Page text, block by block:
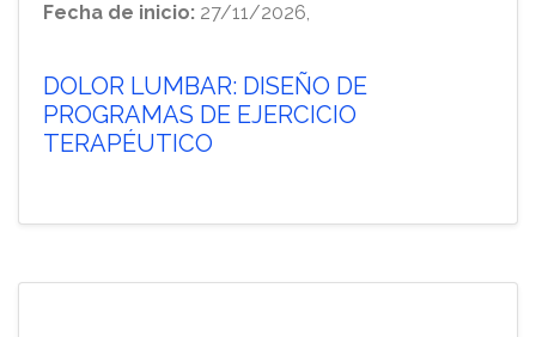
Fecha de inicio: 27/11/2026,
DOLOR LUMBAR: DISEÑO DE
PROGRAMAS DE EJERCICIO
TERAPÉUTICO